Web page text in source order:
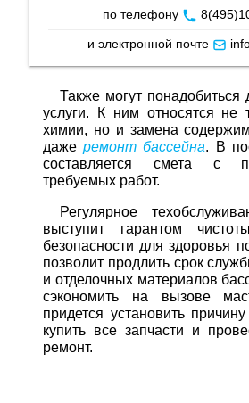
по телефону
и электронной почте
Также могут понадобиться дополнительные
услуги. К ним относятся не
химии, но и замена
дажеремонт бассейна. В
составляется смета с
требуемых работ.
Регулярное техобслуживание не только
выступит гарантом
безопасности для здоровья
позволит продлить срок
и отделочных материалов
сэкономить на вызове
придется установить
купить все запчасти и
ремонт.